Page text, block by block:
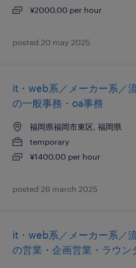
¥2000.00 per hour
posted 20 may 2025
it・web系／メーカー系／
の一般事務・oa事務
福岡県福岡市東区, 福岡県
temporary
¥1400.00 per hour
posted 26 march 2025
it・web系／メーカー系／
の営業・企画営業・ラウン